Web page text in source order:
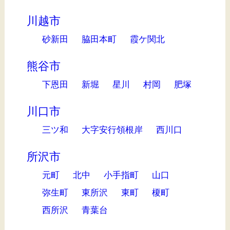
川越市
砂新田 脇田本町 霞ケ関北
熊谷市
下恩田 新堀 星川 村岡 肥塚
川口市
三ツ和 大字安行領根岸 西川口
所沢市
元町 北中 小手指町
山口
弥生町
東所沢 東町
榎町
西所沢
青葉台